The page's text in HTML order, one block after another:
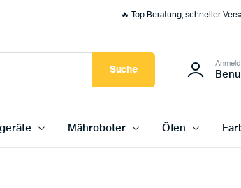
🔥 Top Beratung, schneller
Suche
Mähroboter Öfen